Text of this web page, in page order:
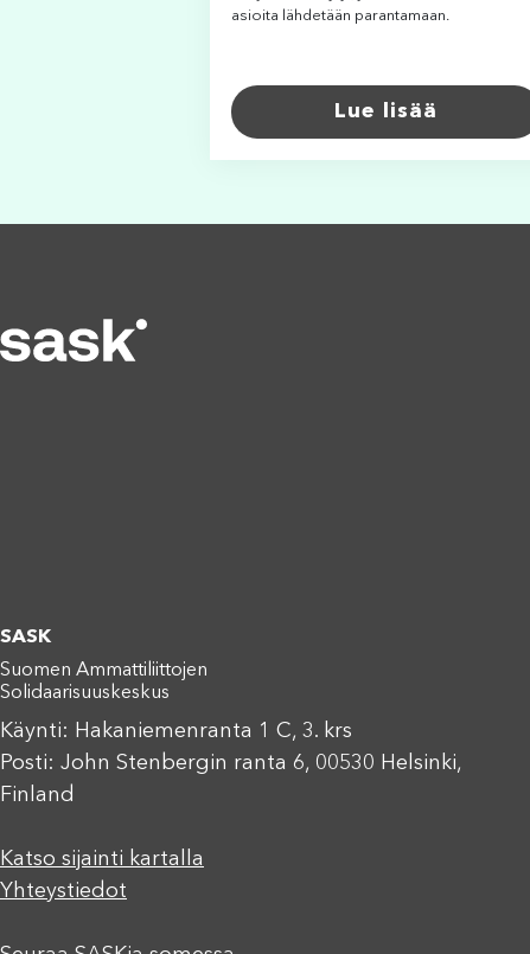
asioita lähdetään parantamaan.
Lue lisää
SASK
Suomen Ammattiliittojen
Solidaarisuuskeskus
Käynti: Hakaniemenranta 1 C, 3. krs
Posti: John Stenbergin ranta 6, 00530 Helsinki,
Finland
Katso sijainti kartalla
Yhteystiedot